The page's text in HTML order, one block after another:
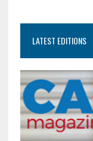
LATEST EDITIONS